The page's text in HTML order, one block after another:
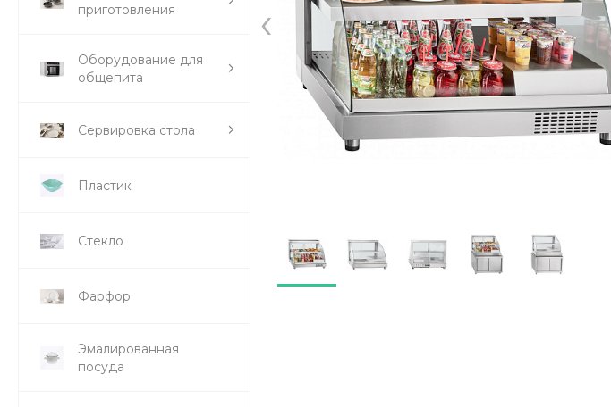
приготовления
Оборудование для
общепита
Сервировка стола
Пластик
Стекло
Фарфор
Эмалированная
посуда
‹